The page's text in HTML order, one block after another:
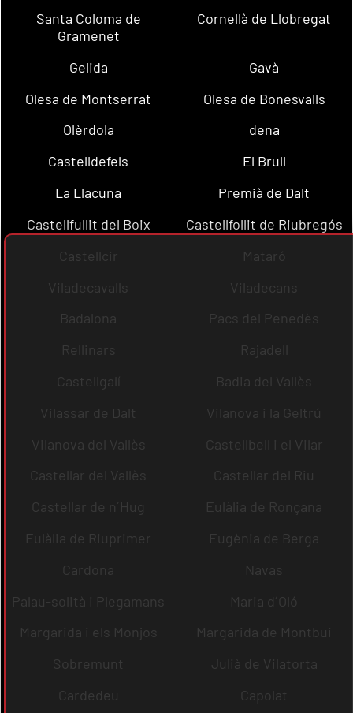
Santa Coloma de
Gramenet
Cornellà de Llobregat
Gelida
Gavà
Olesa de Montserrat
Olesa de Bonesvalls
Olèrdola
dena
Castelldefels
El Brull
La Llacuna
Premià de Dalt
Castellfullit del Boix
Castellfollit de Riubregós
Castellcir
Mataró
Viladecavalls
Viladecans
Badalona
Pacs del Penedès
Rellinars
Rajadell
Castellgalí
Badia del Vallès
Vilassar de Dalt
Vilanova i la Geltrú
Vilanova del Vallès
Castellbell i el Vilar
Castellar del Vallès
Castellar del Riu
Castellar de n´Hug
Eulàlia de Ronçana
Eulàlia de Riuprimer
Eugènia de Berga
Cardona
Navas
Palau-solità i Plegamans
Maria d´Oló
Margarida i els Monjos
Margarida de Montbui
Sobremunt
Julià de Vilatorta
Cardedeu
Capolat